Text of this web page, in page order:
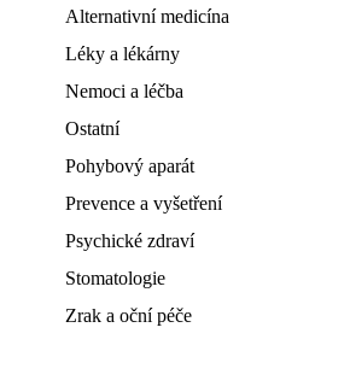
Alternativní medicína
Léky a lékárny
Nemoci a léčba
Ostatní
Pohybový aparát
Prevence a vyšetření
Psychické zdraví
Stomatologie
Zrak a oční péče